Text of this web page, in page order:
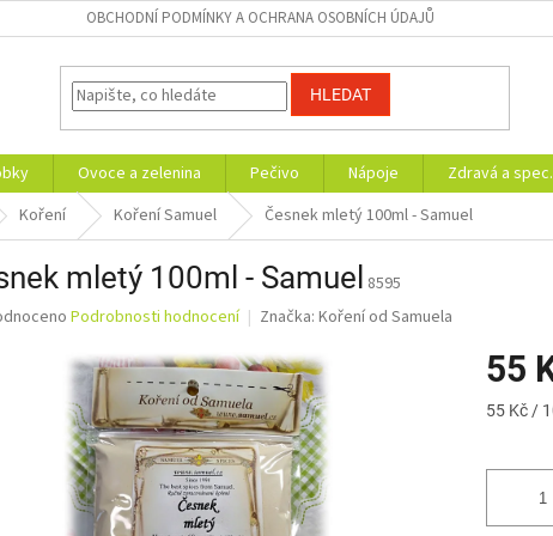
OBCHODNÍ PODMÍNKY A OCHRANA OSOBNÍCH ÚDAJŮ
HLEDAT
Ovoce a zelenina Pečivo Nápoje Zdravá a
Koření Koření Samuel Česnek mletý 100ml - Samuel
mletý 100ml - Samuel 8595
Podrobnosti hodnocení Značka: Koření od Samuela
55
Měrná
55 Kč /